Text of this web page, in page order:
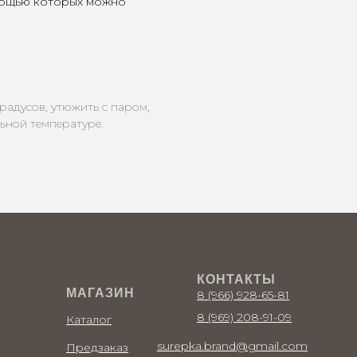
утюжить с паром,
температуре.
МАГАЗИН
Предзаказ
Каталог
КОНТАКТЫ
8 (966) 928-65-81
8 (969) 208-91-09
surepka.brand@gmail.com